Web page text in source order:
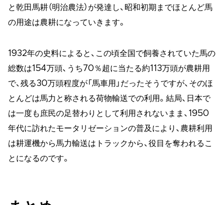
と乾田馬耕（明治農法）が発達し、昭和初期までほとんど馬
の用途は農耕になっていきます。
1932年の史料によると、この頃全国で飼養されていた馬の
総数は154万頭、うち70％超に当たる約113万頭が農耕用
で、残る30万頭程度が「馬車用」だったそうですが、そのほ
とんどは馬力と称される荷物輸送での利用。結局、日本で
は一度も庶民の足替わりとして利用されないまま、1950
年代に訪れたモータリゼーションの普及により、農耕利用
は耕運機から馬力輸送はトラックから、役目を奪われるこ
とになるのです。